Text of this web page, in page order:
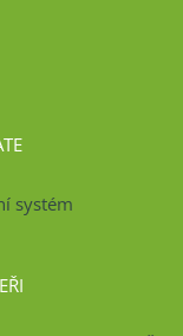
systém